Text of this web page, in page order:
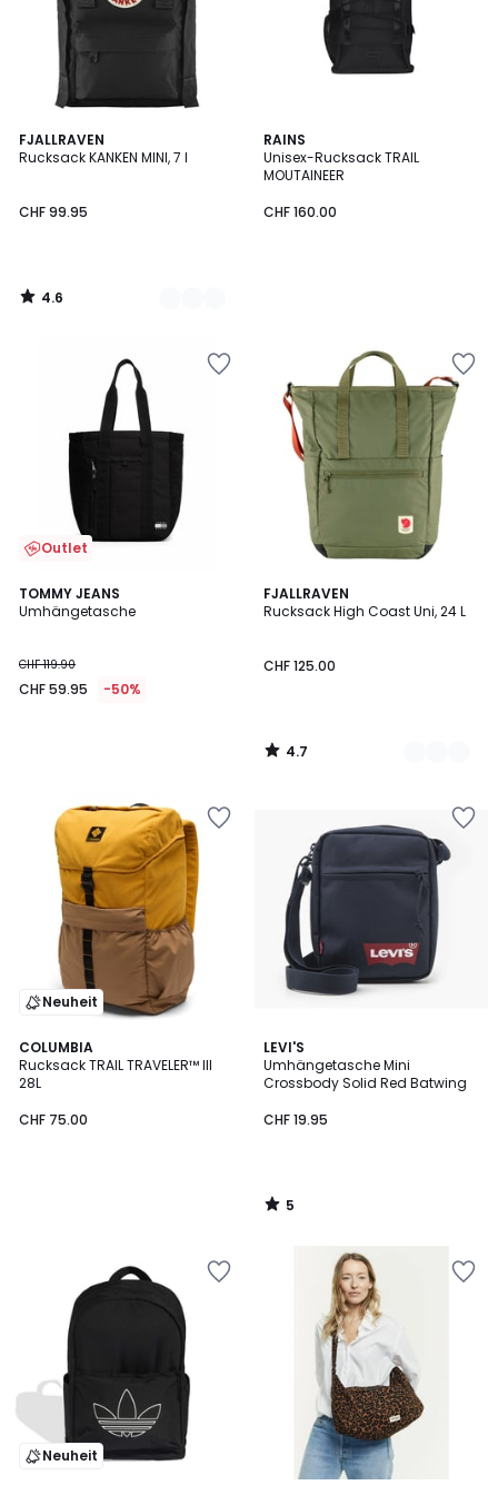
FJALLRAVEN
Rucksack KANKEN MINI, 7 l
CHF 99.95
4.6
/ 5
4
Farben
4.6
/
RAINS
Unisex-Rucksack TRAIL
MOUTAINEER
CHF 160.00
Outlet
TOMMY JEANS
Umhängetasche
CHF 119.90
CHF 59.95 -50%
FJALLRAVEN
Rucksack High Coast Uni, 24 L
CHF 125.00
4.7
/ 5
5
Farben
4.7
/
Neuheit
COLUMBIA
Rucksack TRAIL TRAVELER™ III
28L
CHF 75.00
LEVI'S
Umhängetasche Mini
Crossbody Solid Red Batwing
CHF 19.95
5
/
5
5
/
Neuheit